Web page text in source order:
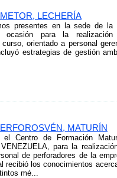
LECHERÍA
presentes en la sede de la
ocasión para la
orientado a personal
estrategias de gestión
MATURÍN
Centro de Formación
para la
de perforadores de la
recibió los conocimientos
mé...